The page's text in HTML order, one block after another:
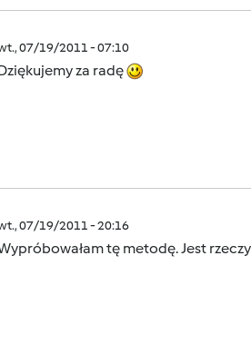
07/19/2011 - 07:10
za radę
07/19/2011 - 20:16
tę metodę. Jest